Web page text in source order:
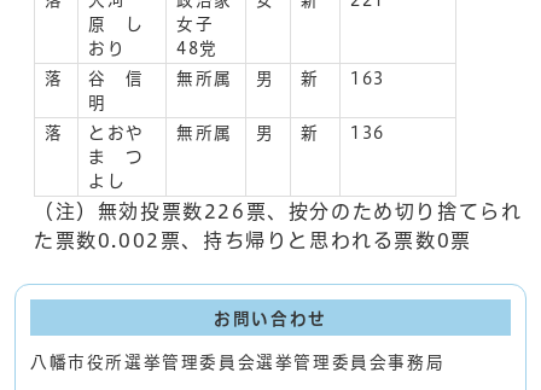
原 し
おり
女子
48党
落
谷 信
明
無所属 男 新 163
落
とおや
ま つ
よし
無所属 男 新 136
（注）無効投票数226票、按分のため切り捨てられ
た票数0.002票、持ち帰りと思われる票数0票
お問い合わせ
八幡市役所選挙管理委員会選挙管理委員会事務局